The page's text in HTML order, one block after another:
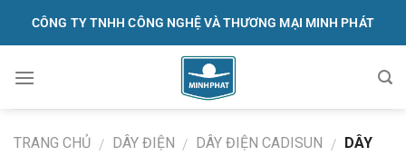
CÔNG TY TNHH CÔNG NGHỆ VÀ THƯƠNG MẠI MINH PHÁT
TRANG CHỦ / DÂY ĐIỆN / DÂY ĐIỆN CADISUN / DÂY
091.570.1368